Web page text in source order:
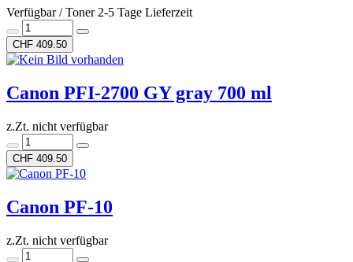
Verfügbar / Toner 2-5 Tage Lieferzeit
CHF 409.50
Canon PFI-2700 GY gray 700 ml
z.Zt. nicht verfügbar
CHF 409.50
Canon PF-10
z.Zt. nicht verfügbar